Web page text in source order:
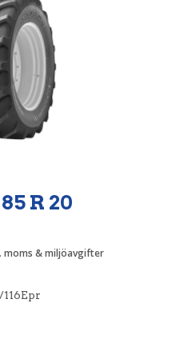
R 20
moms & miljöavgifter